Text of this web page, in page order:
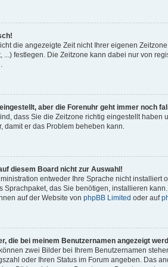
die angezeigte Zeit nicht Ihrer eigenen
...) festlegen. Die Zeitzone kann dabei nur von
aber die Forenuhr geht immer noch
dass Sie die Zeitzone richtig eingestellt
damit er das Problem beheben kann.
diesem Board nicht zur Auswahl!
entweder Ihre Sprache nicht
Sprachpaket, das Sie benötigen, installieren
auf der Website von phpBB Limited oder auf
die bei meinem Benutzernamen angezeigt
zwei Bilder bei Ihrem Benutzernamen
oder Ihren Status im Forum angeben. Das